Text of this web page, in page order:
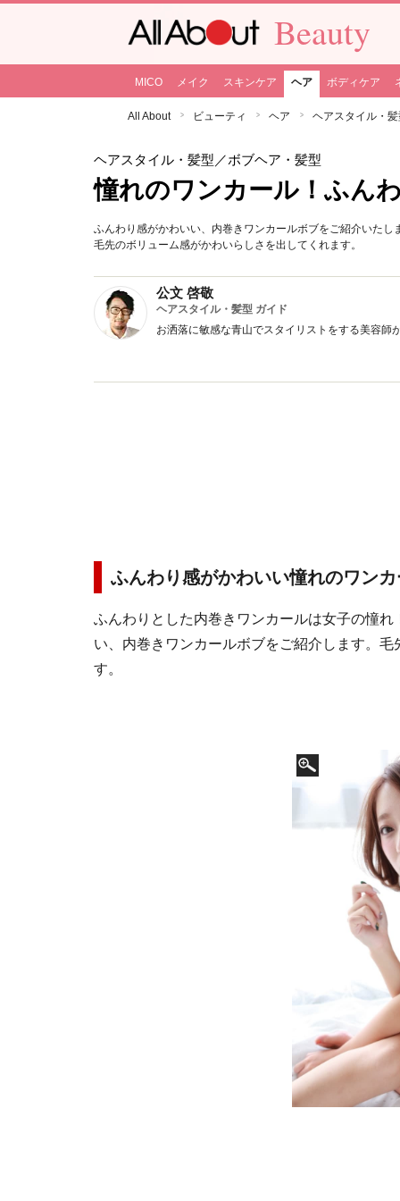
Beauty
MICO メイク スキンケア ヘア ボディケア
All About ビューティ ヘア ヘアスタイル・髪
ヘアスタイル・髪型 ／ボブヘア・髪型
憧れのワンカール！ふん
ふんわり感がかわいい、内巻きワンカールボブをご紹介いたし
毛先のボリューム感がかわいらしさを出してくれます。
公文 啓敬
ヘアスタイル・髪型 ガイド
お洒落に敏感な青山でスタイリストをする美容師
ふんわり感がかわいい憧れのワン
ふんわりとした内巻きワンカールは女子の憧
い、内巻きワンカールボブをご紹介します。
す。